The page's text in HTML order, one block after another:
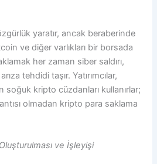
yaratır, ancak beraberinde
ve diğer varlıkları bir borsada
her zaman siber saldırı,
tehdidi taşır. Yatırımcılar,
soğuk kripto cüzdanları kullanırlar;
olmadan kripto para saklama
ve İşleyişi